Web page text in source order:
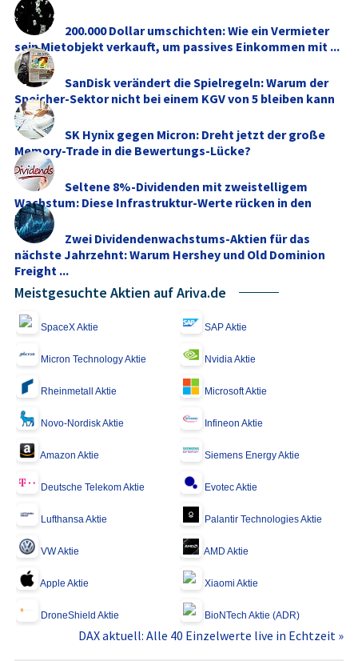
200.000 Dollar umschichten: Wie ein Vermieter
sein Mietobjekt verkauft, um passives Einkommen mit ...
SanDisk verändert die Spielregeln: Warum der
Speicher-Sektor nicht bei einem KGV von 5 bleiben kann
SK Hynix gegen Micron: Dreht jetzt der große
Memory‑Trade in die Bewertungs-Lücke?
Seltene 8%-Dividenden mit zweistelligem
Wachstum: Diese Infrastruktur-Werte rücken in den
Fokus
Zwei Dividendenwachstums-Aktien für das
nächste Jahrzehnt: Warum Hershey und Old Dominion
Freight ...
Meistgesuchte Aktien auf Ariva.de
SpaceX Aktie SAP Aktie
Micron Technology Aktie Nvidia Aktie
Rheinmetall Aktie Microsoft Aktie
Novo-Nordisk Aktie Infineon Aktie
Amazon Aktie Siemens Energy Aktie
Deutsche Telekom Aktie Evotec Aktie
Lufthansa Aktie Palantir Technologies Aktie
VW Aktie AMD Aktie
Apple Aktie Xiaomi Aktie
DroneShield Aktie BioNTech Aktie (ADR)
DAX aktuell: Alle 40 Einzelwerte live in Echtzeit »